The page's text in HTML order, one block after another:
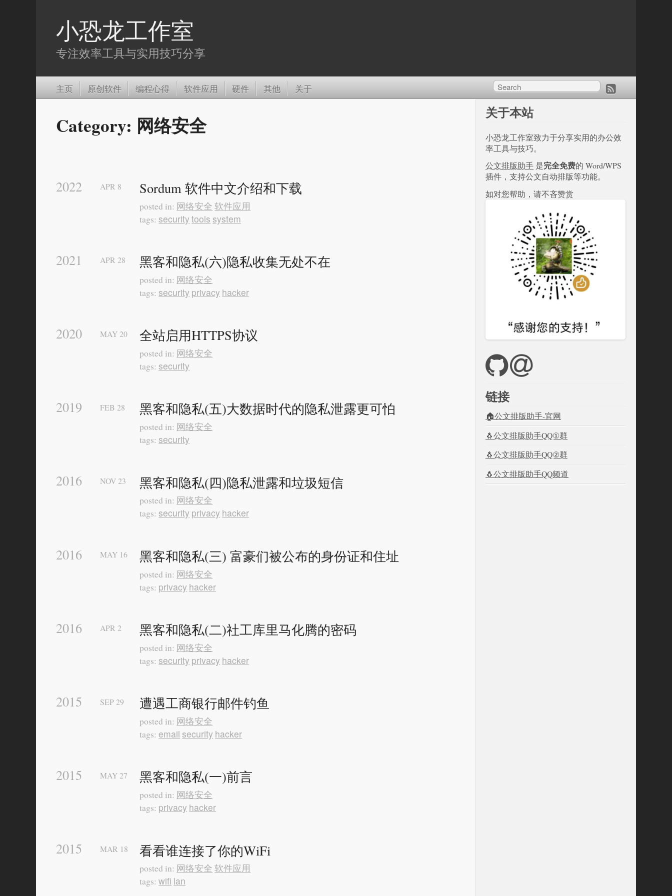
小恐龙工作室
专注效率工具与实用技巧分享
主页 原创软件 编程心得 软件应用 硬件 其他 关于
Category: 网络安全
2022 Sordum 软件中文介绍和下载
APR 8
posted in: 网络安全 软件应用
tags: security tools system
2021 黑客和隐私(六)隐私收集无处不在
APR 28
posted in: 网络安全
tags: security privacy hacker
2020 全站启用HTTPS协议
MAY 20
posted in: 网络安全
tags: security
2019 黑客和隐私(五)大数据时代的隐私泄露更可怕
FEB 28
posted in: 网络安全
tags: security
2016 黑客和隐私(四)隐私泄露和垃圾短信
NOV 23
posted in: 网络安全
tags: security privacy hacker
2016 黑客和隐私(三) 富豪们被公布的身份证和住址
MAY 16
posted in: 网络安全
tags: privacy hacker
2016 黑客和隐私(二)社工库里马化腾的密码
APR 2
posted in: 网络安全
tags: security privacy hacker
2015 遭遇工商银行邮件钓鱼
SEP 29
posted in: 网络安全
tags: email security hacker
2015 黑客和隐私(一)前言
MAY 27
posted in: 网络安全
tags: privacy hacker
2015 看看谁连接了你的WiFi
MAR 18
posted in: 网络安全 软件应用
tags:wifi lan
关于本站
小恐龙工作室致力于分享实用的办公效
率工具与技巧。
公文排版助手 是完全免费的 Word/WPS
插件，支持公文自动排版等功能。
如对您帮助，请不吝赞赏
链接
🏠公文排版助手-官网
🐧公文排版助手QQ①群
🐧公文排版助手QQ②群
🐧公文排版助手QQ频道